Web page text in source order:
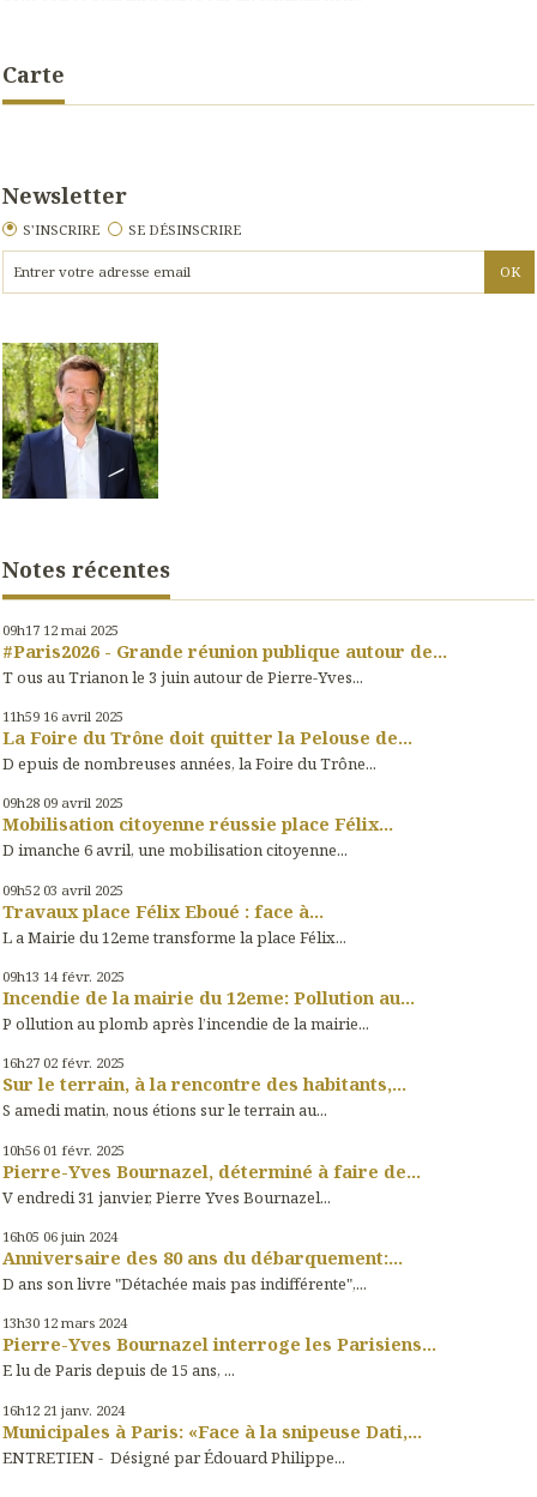
Carte
Newsletter
S'INSCRIRE SE DÉSINSCRIRE
Notes récentes
09h17 12 mai 2025
#Paris2026 - Grande réunion publique autour de...
T ous au Trianon le 3 juin autour de Pierre-Yves...
11h59 16 avril 2025
La Foire du Trône doit quitter la Pelouse de...
D epuis de nombreuses années, la Foire du Trône...
09h28 09 avril 2025
Mobilisation citoyenne réussie place Félix...
D imanche 6 avril, une mobilisation citoyenne...
09h52 03 avril 2025
Travaux place Félix Eboué : face à...
L a Mairie du 12eme transforme la place Félix...
09h13 14 févr. 2025
Incendie de la mairie du 12eme: Pollution au...
P ollution au plomb après l’incendie de la mairie...
16h27 02 févr. 2025
Sur le terrain, à la rencontre des habitants,...
S amedi matin, nous étions sur le terrain au...
10h56 01 févr. 2025
Pierre-Yves Bournazel, déterminé à faire de...
V endredi 31 janvier, Pierre Yves Bournazel...
16h05 06 juin 2024
Anniversaire des 80 ans du débarquement:...
D ans son livre "Détachée mais pas indifférente",...
13h30 12 mars 2024
Pierre-Yves Bournazel interroge les Parisiens...
E lu de Paris depuis de 15 ans, ...
16h12 21 janv. 2024
Municipales à Paris: «Face à la snipeuse Dati,...
ENTRETIEN - Désigné par Édouard Philippe...